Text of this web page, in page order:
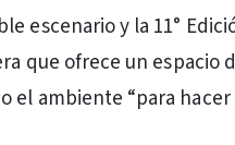
escenario y la 11°
que ofrece un
el ambiente “para hacer